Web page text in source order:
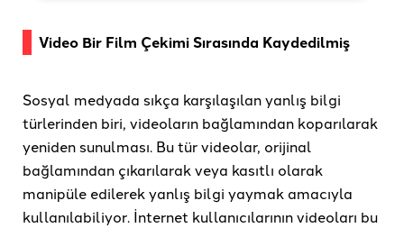
Video Bir Film Çekimi Sırasında Kaydedilmiş
Sosyal medyada sıkça karşılaşılan yanlış bilgi
türlerinden biri, videoların bağlamından koparılarak
yeniden sunulması. Bu tür videolar, orijinal
bağlamından çıkarılarak veya kasıtlı olarak
manipüle edilerek yanlış bilgi yaymak amacıyla
kullanılabiliyor. İnternet kullanıcılarının videoları bu